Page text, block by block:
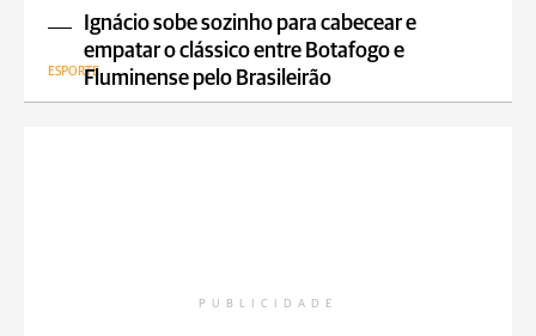
Ignácio sobe sozinho para cabecear e
empatar o clássico entre Botafogo e
Fluminense pelo Brasileirão
ESPORTE
PUBLICIDADE